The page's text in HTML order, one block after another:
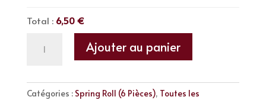
Total : 6,50 €
Roll
Thon
Ajouter au panier
Catégories : Spring Roll (6 Pièces), Toutes les